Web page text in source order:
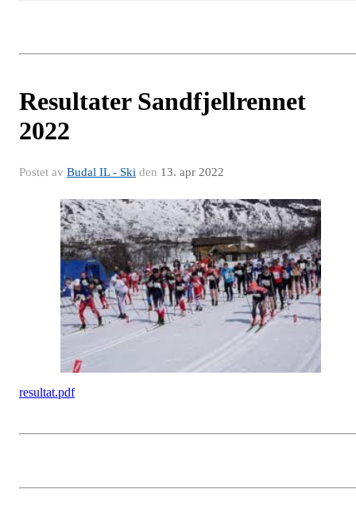
Resultater Sandfjellrennet
2022
Postet av Budal IL - Ski den 13. apr 2022
resultat.pdf